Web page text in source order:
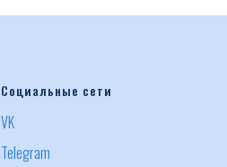
Социальные сети
VK
Telegram